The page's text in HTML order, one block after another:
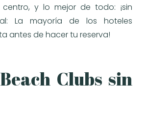
y lo mejor de todo: ¡sin
La mayoría de los hoteles
antes de hacer tu reserva!
Clubs sin